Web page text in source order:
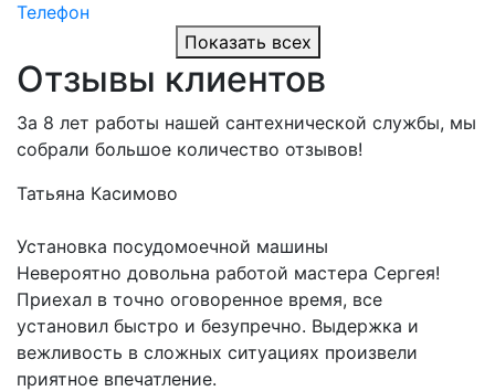
Телефон
Показать всех
Отзывы клиентов
За 8 лет работы нашей сантехнической службы, мы
собрали большое количество отзывов!
Татьяна Касимово
Установка посудомоечной машины
Невероятно довольна работой мастера Сергея!
Приехал в точно оговоренное время, все
установил быстро и безупречно. Выдержка и
вежливость в сложных ситуациях произвели
приятное впечатление.